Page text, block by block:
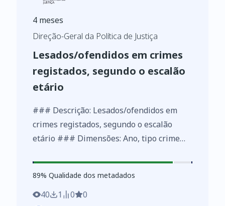
4 meses
Direção-Geral da Política de Justiça
Lesados/ofendidos em crimes
registados, segundo o escalão
etário
### Descrição: Lesados/ofendidos em
crimes registados, segundo o escalão
etário ### Dimensões: Ano, tipo crime
(nivel 3), escalão etário ### Métricas:
Número de intervenientes
89%
89% Qualidade dos metadados
40 1 0 0